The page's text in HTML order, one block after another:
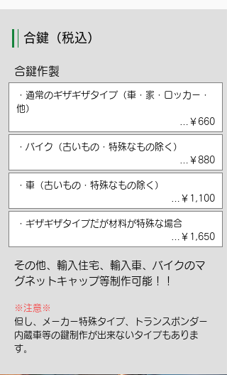
合鍵（税込）
合鍵作製
・通常のギザギザタイプ（車・家・ロッカー・
他）
…￥660
・バイク（古いもの・特殊なもの除く）
…￥880
・車（古いもの・特殊なもの除く）
…￥1 , 100
・ギザギザタイプだが材料が特殊な場合
…￥1,650
その他、輸入住宅、輸入車、バイクのマ
グネットキャップ等制作可能！！
※注意※
但し、メーカー特殊タイプ、トランスポンダー
内蔵車等の鍵制作が出来ないタイプもありま
す。